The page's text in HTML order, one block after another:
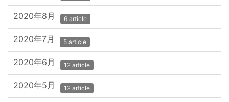
2020年8月 6 article
2020年7月 5 article
2020年6月 12 article
2020年5月 12 article